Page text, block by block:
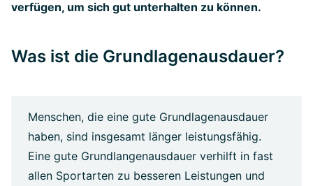
verfügen, um sich gut unterhalten zu können.
Was ist die Grundlagenausdauer?
Menschen, die eine gute Grundlagenausdauer
haben, sind insgesamt länger leistungsfähig.
Eine gute Grundlangenausdauer verhilft in fast
allen Sportarten zu besseren Leistungen und